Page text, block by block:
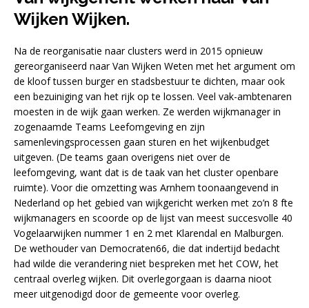
Wijken Wijken.
Na de reorganisatie naar clusters werd in 2015 opnieuw
gereorganiseerd naar Van Wijken Weten met het argument om
de kloof tussen burger en stadsbestuur te dichten, maar ook
een bezuiniging van het rijk op te lossen. Veel vak-ambtenaren
moesten in de wijk gaan werken. Ze werden wijkmanager in
zogenaamde Teams Leefomgeving en zijn
samenlevingsprocessen gaan sturen en het wijkenbudget
uitgeven. (De teams gaan overigens niet over de
leefomgeving, want dat is de taak van het cluster openbare
ruimte). Voor die omzetting was Arnhem toonaangevend in
Nederland op het gebied van wijkgericht werken met zo’n 8 fte
wijkmanagers en scoorde op de lijst van meest succesvolle 40
Vogelaarwijken nummer 1 en 2 met Klarendal en Malburgen.
De wethouder van Democraten66, die dat indertijd bedacht
had wilde die verandering niet bespreken met het COW, het
centraal overleg wijken. Dit overlegorgaan is daarna nioot
meer uitgenodigd door de gemeente voor overleg.